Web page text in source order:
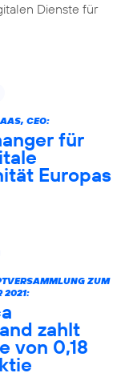
Dienste für
CEO:
für
Europas
ZUM
2021:
zahlt
von 0,18